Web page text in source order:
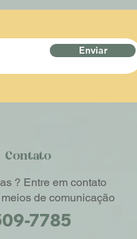
Enviar
Contato
? Entre em contato
de comunicação
7785